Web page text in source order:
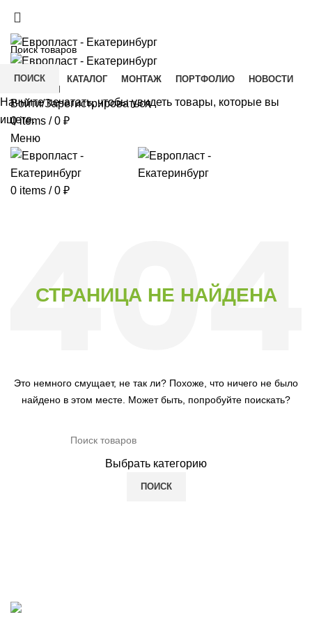
ГЛАВНАЯ КАТАЛОГ МОНТАЖ ПОРТФОЛИО
НОВОСТИ
КОНТАКТЫ
Войти/Зарегистрироваться
0items / 0 ₽
Меню
0 items / 0 ₽
СТРАНИЦА НЕ НАЙДЕНА
Это немного смущает, не так ли? Похоже, что ничего не было
найдено в этом месте. Может быть, попробуйте поискать?
Выбрать категорию
ПОИСК
ПОИСК
Начните печатать, чтобы увидеть товары, которые вы
ищете.